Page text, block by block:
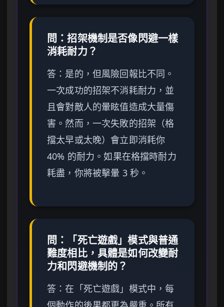
問：招架機制是否像閃避一樣
消耗耐力？
答：是的，但風險回報比不同。
一次成功的招架不消耗耐力，並
且會對敵人的暈眩值造成大量傷
害。然而，一次失敗的招架（格
擋太早或太晚）會立即消耗你
40% 的耐力。如果在格擋時耐力
耗盡，你將被擊暈 3 秒。
問：「死亡遊戲」模式與普通
難度相比，具體是如何改變耐
力和閃避機制的？
答：在「死亡遊戲」模式中，每